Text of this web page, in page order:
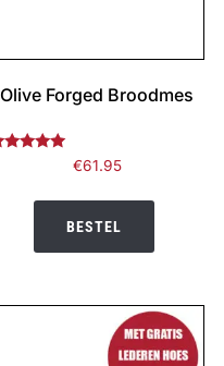
Olive Forged Broodmes
€61.95
BESTEL